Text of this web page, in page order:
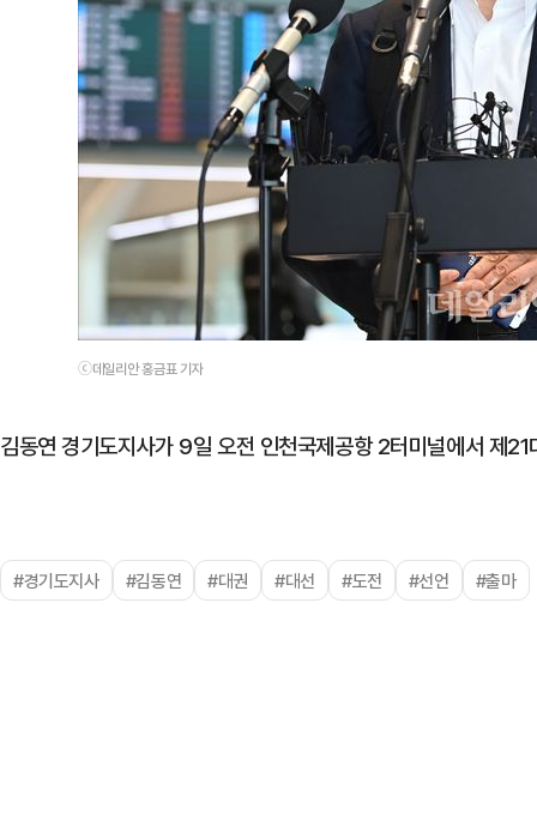
ⓒ데일리안 홍금표 기자
김동연 경기도지사가 9일 오전 인천국제공항 2터미널에서 제
#경기도지사 #김동연 #대권 #대선 #도전 #선언 #출마